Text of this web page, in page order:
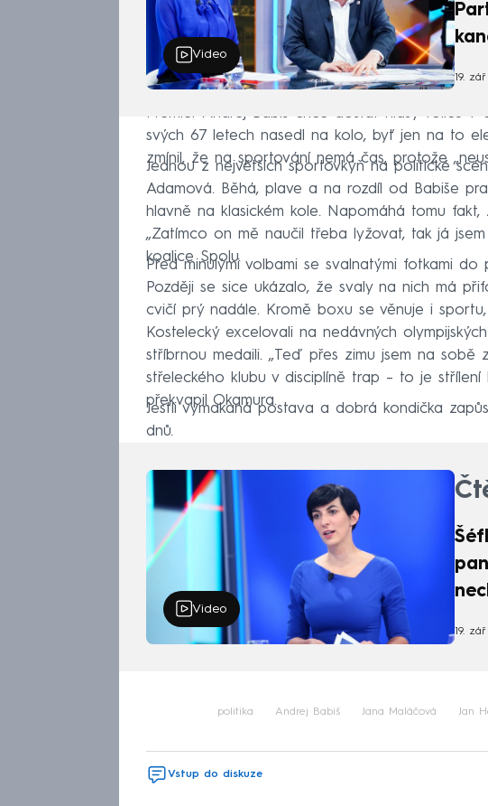
Video
19. zář
Premiér Andrej Babiš chce dostat hlasy voličů v
svých 67 letech nasedl na kolo, byť jen na to
zmínil, že na sportování nemá čas, protože
Jednou z největších sportovkyň na politické
Adamová. Běhá, plave a na rozdíl od Babiše
hlavně na klasickém kole. Napomáhá tomu
„Zatímco on mě naučil třeba lyžovat, tak já
koalice Spolu.
Před minulými volbami se svalnatými fotkami do
Později se sice ukázalo, že svaly na nich má
cvičí prý nadále. Kromě boxu se věnuje i
Kostelecký excelovali na nedávných
stříbrnou medaili. „Teď přes zimu jsem na sobě
střeleckého klubu v disciplíně trap – to je střílení
překvapil Okamura.
Jestli vymakaná postava a dobrá kondička
dnů.
Video
19. zář
politika Andrej Babiš Jana Maláčová Jan
Vstup do diskuze